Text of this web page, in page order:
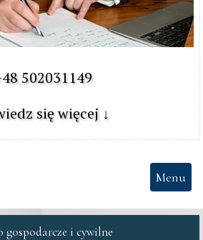
502031149
się więcej ↓
Menu
gospodarcze i cywilne